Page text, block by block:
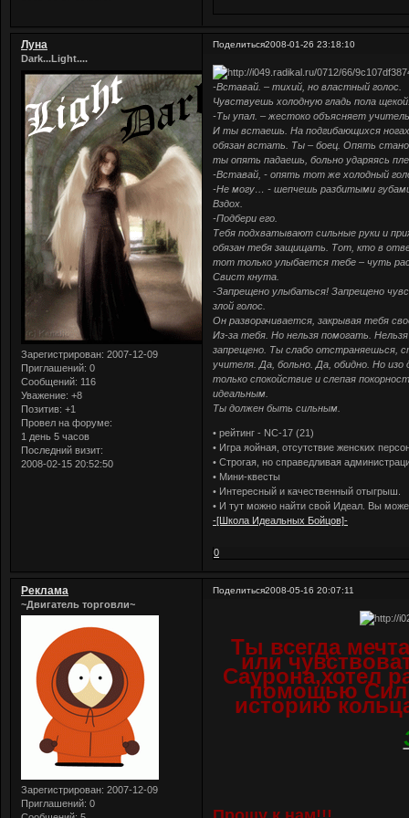
Поделиться2008-01-26 23:18:10
Луна
Dark...Light....
Зарегистрирован: 2007-12-09
Приглашений: 0
Сообщений: 116
Уважение: +8
Позитив: +1
Провел на форуме:
1 день 5 часов
Последний визит:
2008-02-15 20:52:50
-Вставай. – тихий, но властный голос.
Чувствуешь холодную гладь пола
-Ты упал. – жестоко объясняет
И ты встаешь. На подгибающихся
обязан встать. Ты – боец. Опять
ты опять падаешь, больно ударяясь
-Вставай, - опять тот же холодный
-Не могу… - шепчешь разбитыми
Вздох.
-Подбери его.
Тебя подхватывают сильные руки и
обязан тебя защищать. Тот, кто в
тот только улыбается тебе – чуть
Свист кнута.
-Запрещено улыбаться! Запрещено
злой голос.
Он разворачивается, закрывая тебя
Из-за тебя. Но нельзя помогать.
запрещено. Ты слабо отстраняешься,
учителя. Да, больно. Да, обидно. Но
только спокойствие и слепая
идеальным.
Ты должен быть сильным.
• рейтинг - NC-17 (21)
• Игра яойная, отсутствие женских
• Строгая, но справедливая
• Мини-квесты
• Интересный и качественный отыгрыш.
• И тут можно найти свой Идеал. Вы
-[Школа Идеальных Бойцов]-
0
Поделиться2008-05-16 20:07:11
Реклама
~Двигатель торговли~
Зарегистрирован: 2007-12-09
Приглашений: 0
Ты всегда
или
Саурона,хотел
помощью Сил
историю